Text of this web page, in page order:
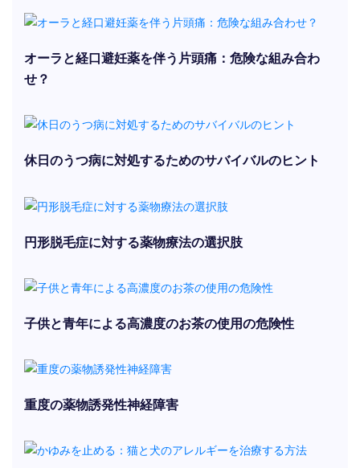
オーラと経口避妊薬を伴う片頭痛：危険な組み合わ
せ？
休日のうつ病に対処するためのサバイバルのヒント
円形脱毛症に対する薬物療法の選択肢
子供と青年による高濃度のお茶の使用の危険性
重度の薬物誘発性神経障害